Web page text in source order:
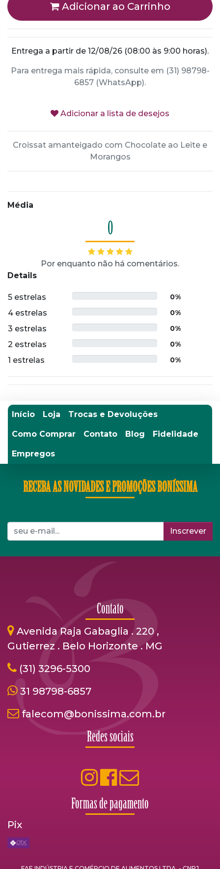
Adicionar ao Carrinho
Entrega a partir de 12/08/26 (08:00 às 9:00 horas).
Para entrega mais rápida, consulte em (31) 98798-
6857 (WhatsApp).
Adicionar a lista de desejos
Croissat amanteigado com Chocolate ao Leite e
Morangos
Média
0
Por enquanto não há comentários.
Details
5 estrelas 0%
4 estrelas 0%
3 estrelas 0%
2 estrelas 0%
1 estrelas 0%
Início Loja Trocas e Devoluções
Como Comprar Contato Blog Fidelidade
Empregos
RECEBA AS NOVIDADES E PROMOÇÕES BONÍSSIMA
Inscrever
Contato
Avenida Raja Gabaglia . 220 ,
Gutierrez . Belo Horizonte . MG
(31) 3296-5300
31 98798-6857
falecom@bonissima.com.br
Redes sociais
Formas de pagamento
Pix